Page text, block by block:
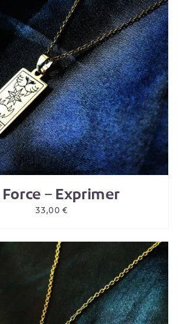
Force – Exprimer
33,00€